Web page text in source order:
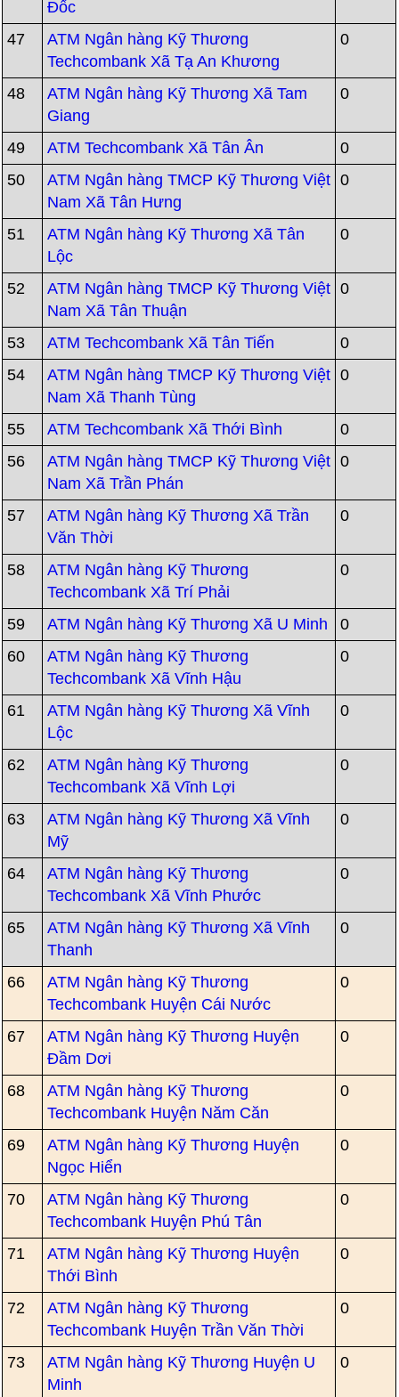
Đốc
47
ATM Ngân hàng Kỹ Thương
Techcombank Xã Tạ An Khương
0
48
ATM Ngân hàng Kỹ Thương Xã Tam
Giang
0
49 ATM Techcombank Xã Tân Ân
0
50
ATM Ngân hàng TMCP Kỹ Thương Việt
Nam Xã Tân Hưng
0
51
ATM Ngân hàng Kỹ Thương Xã Tân
Lộc
0
52
ATM Ngân hàng TMCP Kỹ Thương Việt
Nam Xã Tân Thuận
0
53 ATM Techcombank Xã Tân Tiến
0
54
ATM Ngân hàng TMCP Kỹ Thương Việt
Nam Xã Thanh Tùng
0
55 ATM Techcombank Xã Thới Bình
0
56
ATM Ngân hàng TMCP Kỹ Thương Việt
Nam Xã Trần Phán
0
57
ATM Ngân hàng Kỹ Thương Xã Trần
Văn Thời
0
58
ATM Ngân hàng Kỹ Thương
Techcombank Xã Trí Phải
0
59 ATM Ngân hàng Kỹ Thương Xã U Minh
0
60
ATM Ngân hàng Kỹ Thương
Techcombank Xã Vĩnh Hậu
0
61
ATM Ngân hàng Kỹ Thương Xã Vĩnh
Lộc
0
62
ATM Ngân hàng Kỹ Thương
Techcombank Xã Vĩnh Lợi
0
63
ATM Ngân hàng Kỹ Thương Xã Vĩnh
Mỹ
0
64
ATM Ngân hàng Kỹ Thương
Techcombank Xã Vĩnh Phước
0
65
ATM Ngân hàng Kỹ Thương Xã Vĩnh
Thanh
0
66
ATM Ngân hàng Kỹ Thương
Techcombank Huyện Cái Nước
0
67
ATM Ngân hàng Kỹ Thương Huyện
Đầm Dơi
0
68
ATM Ngân hàng Kỹ Thương
Techcombank Huyện Năm Căn
0
69
ATM Ngân hàng Kỹ Thương Huyện
Ngọc Hiển
0
70
ATM Ngân hàng Kỹ Thương
Techcombank Huyện Phú Tân
0
71
ATM Ngân hàng Kỹ Thương Huyện
Thới Bình
0
72
ATM Ngân hàng Kỹ Thương
Techcombank Huyện Trần Văn Thời
0
73
ATM Ngân hàng Kỹ Thương Huyện U
Minh
0